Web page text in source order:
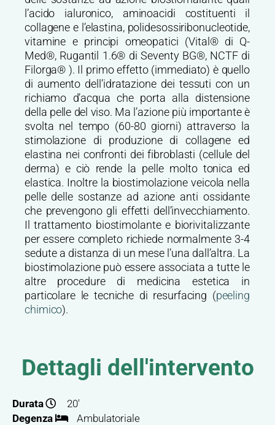
l’acido ialuronico, aminoacidi costituenti il
collagene e l’elastina, polidesossiribonucleotide,
vitamine e principi omeopatici (Vital® di Q-
Med®, Rugantil 1.6® di Seventy BG®, NCTF di
Filorga® ). Il primo effetto (immediato) è quello
di aumento dell’idratazione dei tessuti con un
richiamo d’acqua che porta alla distensione
della pelle del viso. Ma l’azione più importante è
svolta nel tempo (60-80 giorni) attraverso la
stimolazione di produzione di collagene ed
elastina nei confronti dei fibroblasti (cellule del
derma) e ciò rende la pelle molto tonica ed
elastica. Inoltre la biostimolazione veicola nella
pelle delle sostanze ad azione anti ossidante
che prevengono gli effetti dell’invecchiamento.
Il trattamento biostimolante e biorivitalizzante
per essere completo richiede normalmente 3-4
sedute a distanza di un mese l’una dall’altra. La
biostimolazione può essere associata a tutte le
altre procedure di medicina estetica in
particolare le tecniche di resurfacing (peeling
chimico).
Dettagli dell'intervento
Durata
20'
Degenza
Ambulatoriale